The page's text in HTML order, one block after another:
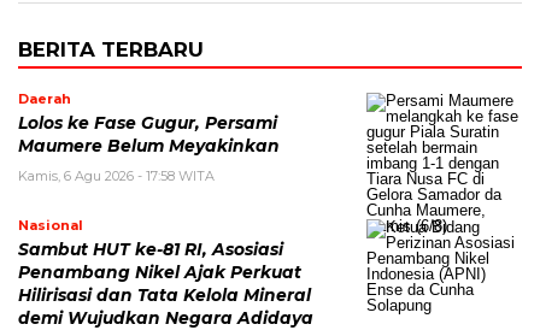
BERITA TERBARU
Daerah
Lolos ke Fase Gugur, Persami
Maumere Belum Meyakinkan
Kamis, 6 Agu 2026 - 17:58 WITA
Nasional
Sambut HUT ke-81 RI, Asosiasi
Penambang Nikel Ajak Perkuat
Hilirisasi dan Tata Kelola Mineral
demi Wujudkan Negara Adidaya